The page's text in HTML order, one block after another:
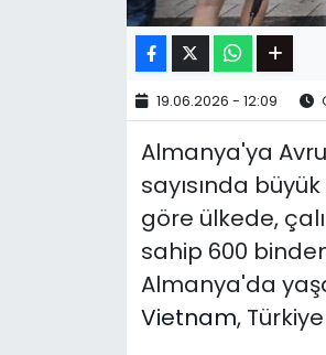
19.06.2026 - 12:09
Almanya'ya
sayısında
göre ülkede,
sahip 600
Almanya'da
Vietnam,